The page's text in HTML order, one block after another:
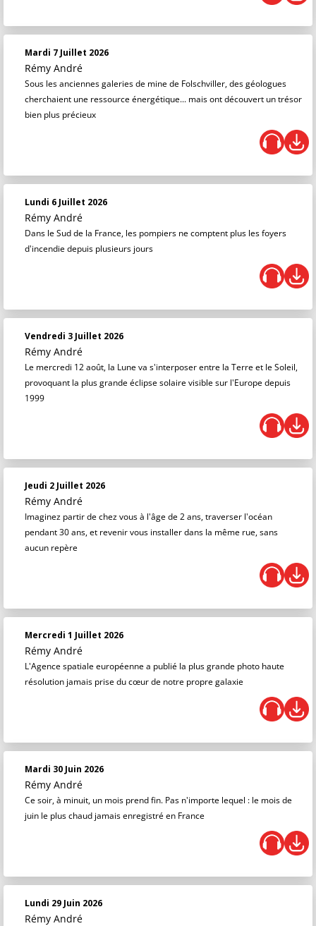
Mardi 7 Juillet 2026
Rémy André
Sous les anciennes galeries de mine de Folschviller, des géologues
cherchaient une ressource énergétique... mais ont découvert un trésor
bien plus précieux
Lundi 6 Juillet 2026
Rémy André
Dans le Sud de la France, les pompiers ne comptent plus les foyers
d'incendie depuis plusieurs jours
Vendredi 3 Juillet 2026
Rémy André
Le mercredi 12 août, la Lune va s'interposer entre la Terre et le Soleil,
provoquant la plus grande éclipse solaire visible sur l'Europe depuis
1999
Jeudi 2 Juillet 2026
Rémy André
Imaginez partir de chez vous à l'âge de 2 ans, traverser l'océan
pendant 30 ans, et revenir vous installer dans la même rue, sans
aucun repère
Mercredi 1 Juillet 2026
Rémy André
L'Agence spatiale européenne a publié la plus grande photo haute
résolution jamais prise du cœur de notre propre galaxie
Mardi 30 Juin 2026
Rémy André
Ce soir, à minuit, un mois prend fin. Pas n'importe lequel : le mois de
juin le plus chaud jamais enregistré en France
Lundi 29 Juin 2026
Rémy André